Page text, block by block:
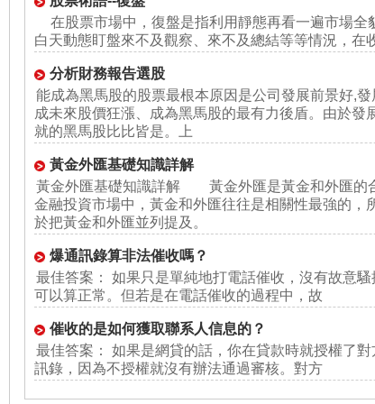
在股票市場中，復盤是指利用靜態再看一遍市場全
白天動態盯盤來不及觀察、來不及總結等等情況，在
分析財務報告選股
能成為黑馬股的股票最根本原因是公司發展前景好,
成未來股價狂漲、成為黑馬股的最有力後盾。由於發
就的黑馬股比比皆是。上
黃金外匯基礎知識詳解
黃金外匯基礎知識詳解 黃金外匯是黃金和外匯的
金融投資市場中，黃金和外匯往往是相關性最強的，
於把黃金和外匯並列提及。
爆通訊錄算非法催收嗎？
最佳答案： 如果只是單純地打電話催收，沒有故意
可以算正常。但若是在電話催收的過程中，故
催收的是如何獲取聯系人信息的？
最佳答案： 如果是網貸的話，你在貸款時就授權了對
訊錄，因為不授權就沒有辦法通過審核。對方